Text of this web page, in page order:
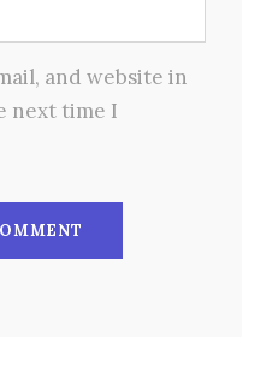
and website in
next time I